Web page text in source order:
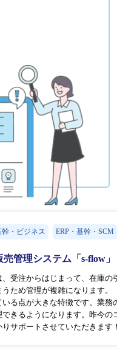
・ビジネス ERP・基幹・SCM
売管理システム「s-flow」
、受注からはじまって、在庫
ため管理が複雑になります
る点が大きな特徴です。業
できるようになります。昨今
サポートさせていただきます！